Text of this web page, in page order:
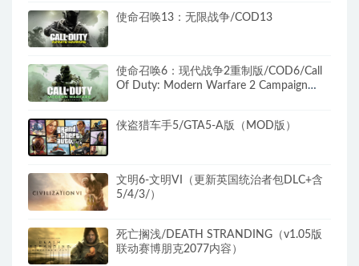
使命召唤13：无限战争/COD13
使命召唤6：现代战争2重制版/COD6/Call
Of Duty: Modern Warfare 2 Campaign
侠盗猎车手5/GTA5-A版（MOD版）
文明6-文明VI（更新英国统治者包DLC+含
5/4/3/）
死亡搁浅/DEATH STRANDING（v1.05版
联动赛博朋克2077内容）